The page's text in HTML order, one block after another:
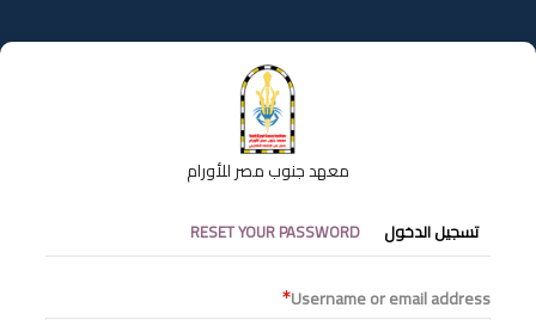
إلى
المحتوى
معهد جنوب مصر للأورام
التبويبات
الأساسية
تسجيل الدخول RESET YOUR PASSWORD
Username or email address